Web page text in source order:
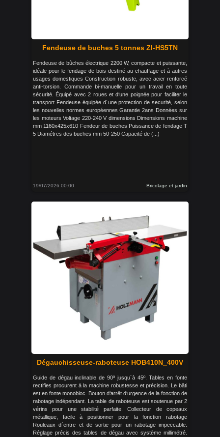
Fendeuse de buches 5 tonnes ZI-HS5TN
Fendeuse de bûches électrique 2200 W, compacte et puissante,
idéale pour le fendage de bois destiné au chauffage et à autres
usages domestiques Construction robuste, avec acier renforcé
anti-torsion. Commande bi-manuelle pour un travail en toute
sécurité. Équipé avec 2 roues et d‘une poignée pour faciliter le
transport Fendeuse équipée d´une protection de securité, selon
les nouvelles normes européennes Garantie 2ans Données sur
les moteurs Voltage 220-240 V dimensions Dimensions machine
mm 1160x425x610 Fendeur de buches Puissance de fendage T
5 Diamétres des buches mm 50-250 Capacité de (...)
19/07/2026 00:00 Bricolage et jardin
Dégauchisseuse-raboteuse HOB410N_400V
Guide de dégau inclinable de 90º jusqu´à 45º. Tables en fonte
rectifies procurent à la machine robustesse et précision. Le bâti
est en fonte monobloc. Bouton d‘arrêt d‘urgence de la fonction de
rabotage indépendant. La table de raboteuse est soutenue par 2
vérins pour une stabilité parfaite. Collecteur de copeaux
métallique, facile à positionner pour la fonction rabotage
Rouleaux d´entre et de sortie pour un rabotage impeccable.
Réglage précis des tables de dégau avec système millimétré.